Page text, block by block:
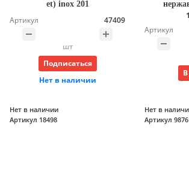
et) inox 201
Артикул 47409
шт
Подписаться
Нет в наличии
Артикул
Нет в наличии
Артикул 18498
Нет в
Артикул